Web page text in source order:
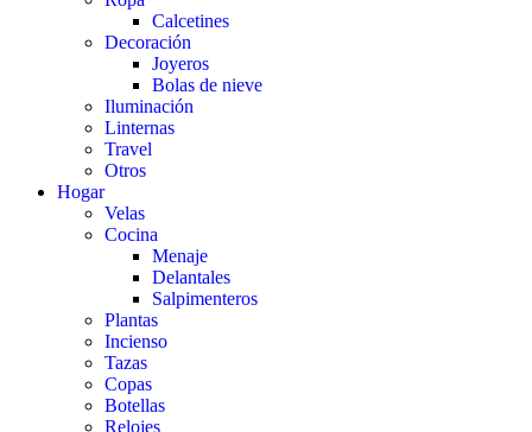
Calcetines
Decoración
Joyeros
Bolas de nieve
Iluminación
Linternas
Travel
Otros
Hogar
Velas
Cocina
Menaje
Delantales
Salpimenteros
Plantas
Incienso
Tazas
Copas
Botellas
Relojes